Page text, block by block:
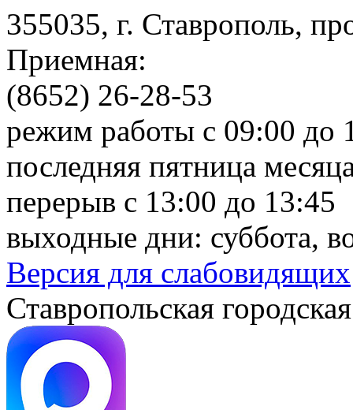
355035, г. Ставрополь,
Приемная:
(8652) 26-28-53
режим работы с 09:00 до
последняя пятница
перерыв с 13:00 до 13:45
выходные дни: суббота,
Версия для слабовидящих
Ставропольская